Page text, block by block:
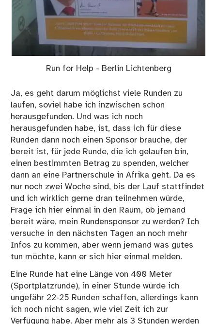
Run for Help - Berlin Lichtenberg
Ja, es geht darum möglichst viele Runden zu
laufen, soviel habe ich inzwischen schon
herausgefunden. Und was ich noch
herausgefunden habe, ist, dass ich für diese
Runden dann noch einen Sponsor brauche, der
bereit ist, für jede Runde, die ich gelaufen bin,
einen bestimmten Betrag zu spenden, welcher
dann an eine Partnerschule in Afrika geht. Da es
nur noch zwei Woche sind, bis der Lauf stattfindet
und ich wirklich gerne dran teilnehmen würde,
Frage ich hier einmal in den Raum, ob jemand
bereit wäre, mein Rundensponsor zu werden? Ich
versuche in den nächsten Tagen an noch mehr
Infos zu kommen, aber wenn jemand was gutes
tun möchte, kann er sich hier einmal melden.
Eine Runde hat eine Länge von 400 Meter
(Sportplatzrunde), in einer Stunde würde ich
ungefähr 22-25 Runden schaffen, allerdings kann
ich noch nicht sagen, wie viel Zeit ich zur
Verfügung habe. Aber mehr als 3 Stunden werden